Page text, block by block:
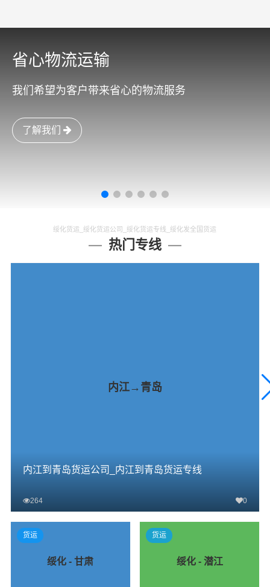
省心物流运输
我们希望为客户带来省心的物流服务
了解我们
绥化货运_绥化货运公司_绥化货运专线_绥化发全国货运
热门专线
内江→青岛
内江到青岛货运公司_内江到青岛货运专线
264 0
查看详细
绥化 - 甘肃
货运
绥化 - 潜江
货运